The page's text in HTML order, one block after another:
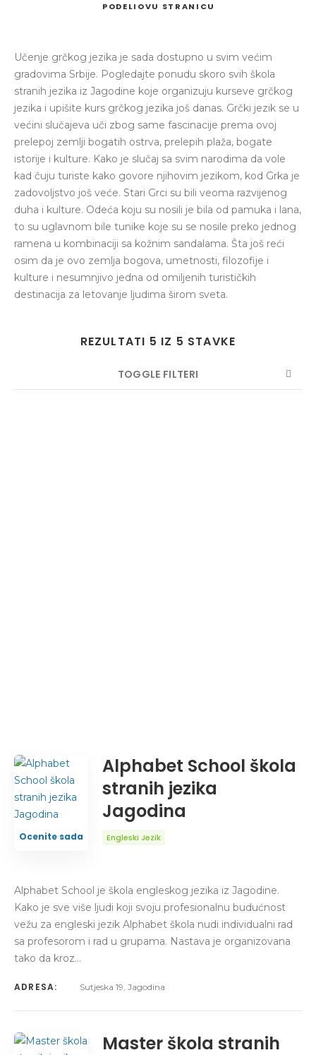
PODELI OVU STRANICU
Učenje grčkog jezika je sada dostupno u svim većim
gradovima Srbije. Pogledajte ponudu skoro svih škola
stranih jezika iz Jagodine koje organizuju kurseve grčkog
jezika i upišite kurs grčkog jezika još danas. Grčki jezik se u
većini slučajeva uči zbog same fascinacije prema ovoj
prelepoj zemlji bogatih ostrva, prelepih plaža, bogate
istorije i kulture. Kako je slučaj sa svim narodima da vole
kad čuju turiste kako govore njihovim jezikom, kod Grka je
zadovoljstvo još veće. Stari Grci su bili veoma razvijenog
duha i kulture. Odeća koju su nosili je bila od pamuka i lana,
to su uglavnom bile tunike koje su se nosile preko jednog
ramena u kombinaciji sa kožnim sandalama. Šta još reći
osim da je ovo zemlja bogova, umetnosti, filozofije i
kulture i nesumnjivo jedna od omiljenih turističkih
destinacija za letovanje ljudima širom sveta.
REZULTATI 5 IZ 5 STAVKE
TOGGLE FILTERI
Ocenite sada
Alphabet School škola
stranih jezika
Jagodina
Engleski Jezik
Alphabet School je škola engleskog jezika iz Jagodine.
Kako je sve više ljudi koji svoju profesionalnu budućnost
vežu za engleski jezik Alphabet škola nudi individualni rad
sa profesorom i rad u grupama. Nastava je organizovana
tako da kroz…
ADRESA: Sutjeska 19, Jagodina
Master škola stranih